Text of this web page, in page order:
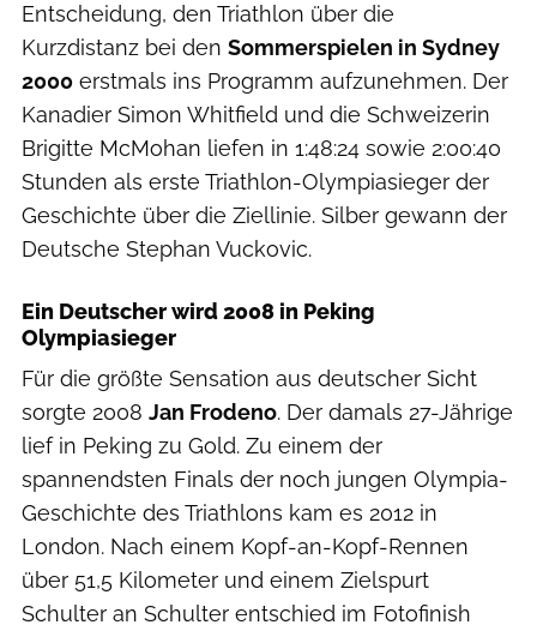
Entscheidung, den Triathlon über die
Kurzdistanz bei den Sommerspielen in Sydney
2000 erstmals ins Programm aufzunehmen. Der
Kanadier Simon Whitfield und die Schweizerin
Brigitte McMohan liefen in 1:48:24 sowie 2:00:40
Stunden als erste Triathlon-Olympiasieger der
Geschichte über die Ziellinie. Silber gewann der
Deutsche Stephan Vuckovic.
Ein Deutscher wird 2008 in Peking
Olympiasieger
Für die größte Sensation aus deutscher Sicht
sorgte 2008 Jan Frodeno. Der damals 27-Jährige
lief in Peking zu Gold. Zu einem der
spannendsten Finals der noch jungen Olympia-
Geschichte des Triathlons kam es 2012 in
London. Nach einem Kopf-an-Kopf-Rennen
über 51,5 Kilometer und einem Zielspurt
Schulter an Schulter entschied im Fotofinish